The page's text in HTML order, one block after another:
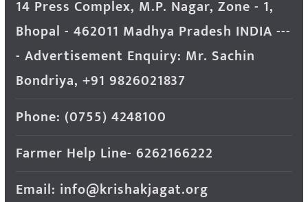
14 Press Complex, M.P. Nagar, Zone - 1,
Bhopal - 462011 Madhya Pradesh INDIA ---
- Advertisement Enquiry: Mr. Sachin
Bondriya, +91 9826021837
Phone: (0755) 4248100
Farmer Help Line- 6262166222
Email: info@krishakjagat.org